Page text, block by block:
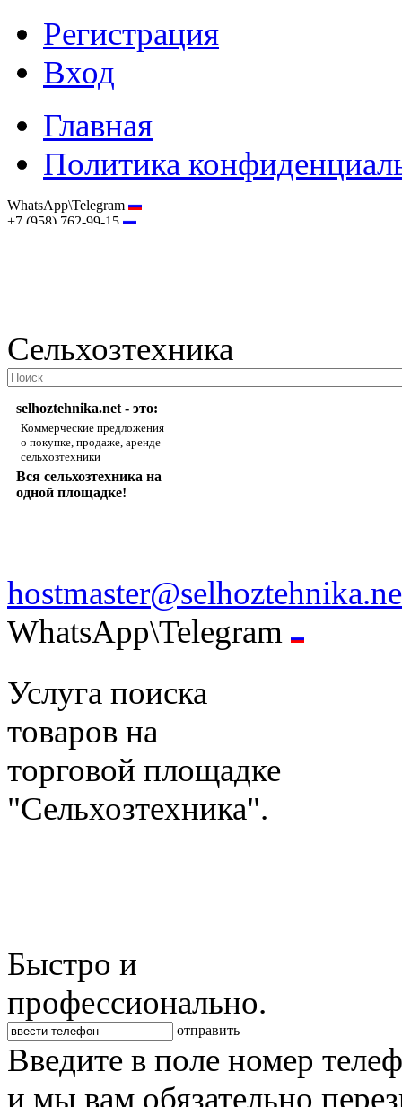
Регистрация
Вход
Главная
Политика
WhatsApp\Telegram
+7 (958) 762-99-15
Сельхозтехника
selhoztehnika.net - это:
Коммерческие предложения
о покупке, продаже, аренде
сельхозтехники
Вся сельхозтехника на
одной площадке!
WhatsApp\Telegram
Услуга поиска
товаров на
торговой площадке
"Сельхозтехника".
Быстро и
профессионально.
отправить
Введите в поле номер
и мы вам обязательно